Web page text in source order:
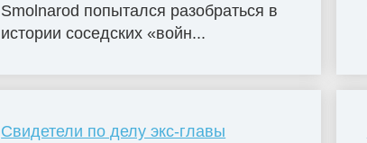
Smolnarod попытался разобраться в
истории соседских «войн...
Свидетели по делу экс-главы